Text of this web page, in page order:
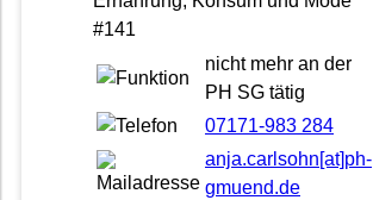
#141
nicht mehr an der
PH SG tätig
07171-983 284
anja.carlsohn[at]ph-
gmuend.de